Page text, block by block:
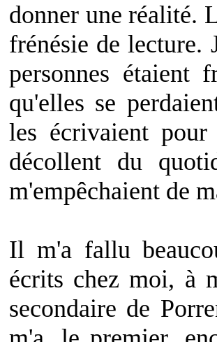
donner une réalité.
frénésie de lecture.
personnes étaient
qu'elles se
les écrivaient
décollent du
m'empêchaient de
Il m'a fallu
écrits chez moi, à
secondaire de